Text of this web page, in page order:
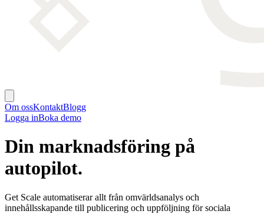
Om ossKontaktBlogg
Logga inBoka demo
Din marknadsföring på
autopilot.
Get Scale automatiserar allt från omvärldsanalys och
innehållsskapande till publicering och uppföljning för sociala